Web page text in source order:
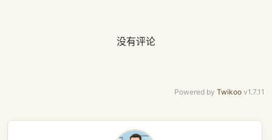
没有评论
Powered by Twikoo v1.7.11